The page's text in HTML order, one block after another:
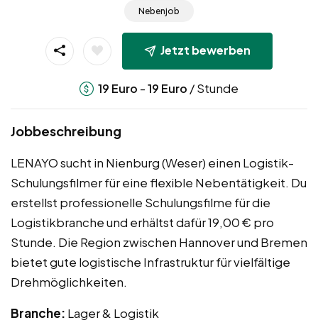
Nebenjob
Jetzt bewerben
19 Euro -19 Euro / Stunde
Jobbeschreibung
LENAYO sucht in Nienburg (Weser) einen Logistik-
Schulungsfilmer für eine flexible Nebentätigkeit. Du
erstellst professionelle Schulungsfilme für die
Logistikbranche und erhältst dafür 19,00 € pro
Stunde. Die Region zwischen Hannover und Bremen
bietet gute logistische Infrastruktur für vielfältige
Drehmöglichkeiten.
Branche: Lager & Logistik